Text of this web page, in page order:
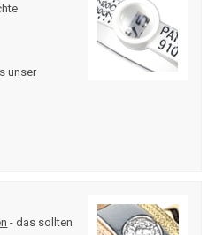
unser
- das sollten